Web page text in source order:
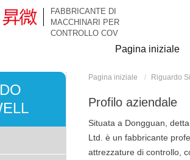
FABBRICANTE DI
MACCHINARI PER
CONTROLLO COV
Pagina iniziale
Pagina iniziale Riguardo
Profilo aziendale
Situata a Dongguan,
Ltd. è un fabbricante
attrezzature di controllo,